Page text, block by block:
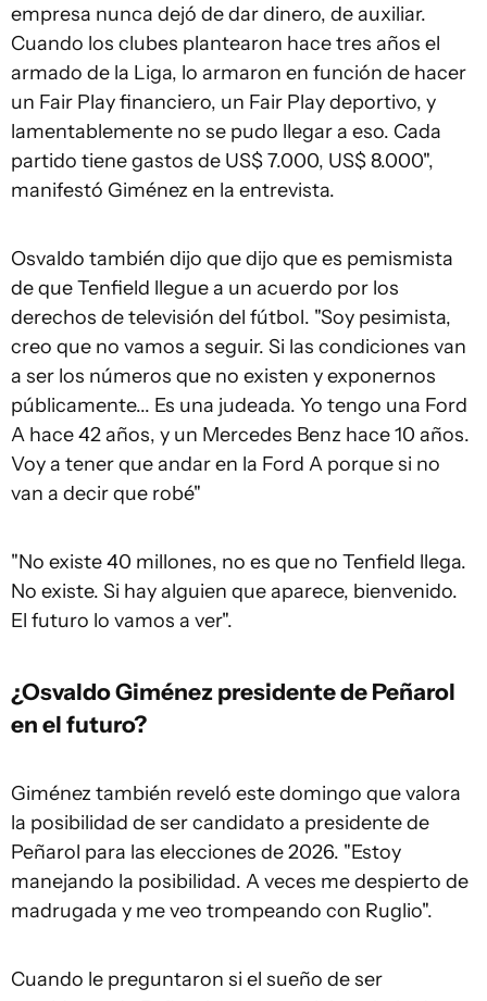
empresa nunca dejó de dar dinero, de auxiliar.
Cuando los clubes plantearon hace tres años el
armado de la Liga, lo armaron en función de hacer
un Fair Play financiero, un Fair Play deportivo, y
lamentablemente no se pudo llegar a eso. Cada
partido tiene gastos de US$ 7.000, US$ 8.000",
manifestó Giménez en la entrevista.
Osvaldo también dijo que dijo que es pemismista
de que Tenfield llegue a un acuerdo por los
derechos de televisión del fútbol. "Soy pesimista,
creo que no vamos a seguir. Si las condiciones van
a ser los números que no existen y exponernos
públicamente... Es una judeada. Yo tengo una Ford
A hace 42 años, y un Mercedes Benz hace 10 años.
Voy a tener que andar en la Ford A porque si no
van a decir que robé"
"No existe 40 millones, no es que no Tenfield llega.
No existe. Si hay alguien que aparece, bienvenido.
El futuro lo vamos a ver".
¿Osvaldo Giménez presidente de Peñarol
en el futuro?
Giménez también reveló este domingo que valora
la posibilidad de ser candidato a presidente de
Peñarol para las elecciones de 2026. "Estoy
manejando la posibilidad. A veces me despierto de
madrugada y me veo trompeando con Ruglio".
Cuando le preguntaron si el sueño de ser